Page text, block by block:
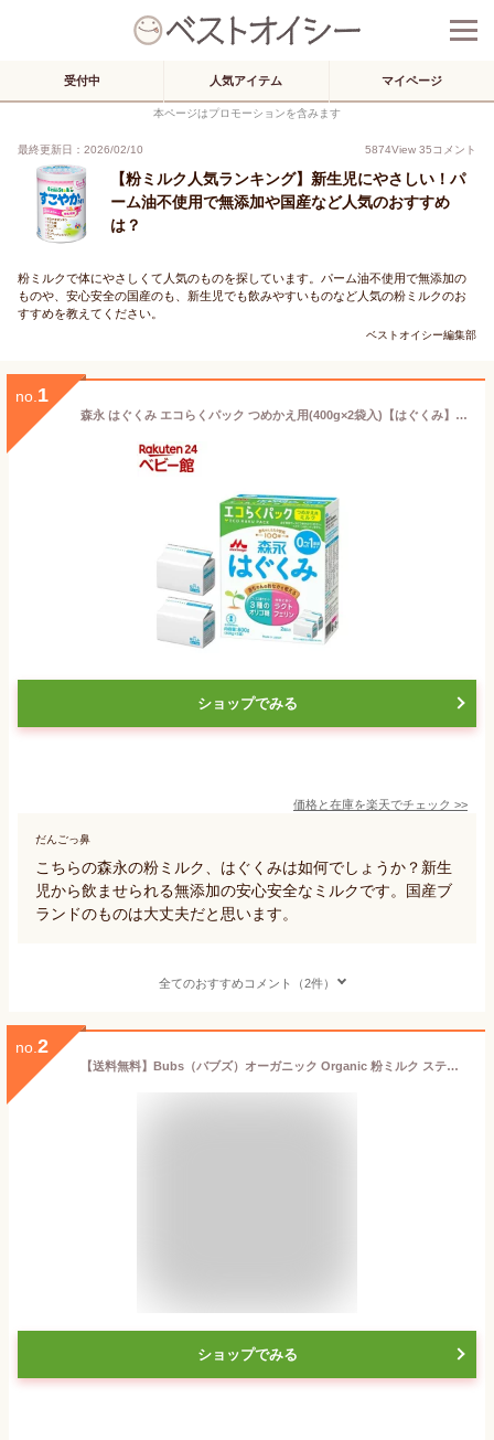
受付中 人気アイテム マイページ
本ページはプロモーションを含みます
最終更新日：2026/02/10 5874View 35コメント
【粉ミルク人気ランキング】新生児にやさしい！パ
ーム油不使用で無添加や国産など人気のおすすめ
は？
粉ミルクで体にやさしくて人気のものを探しています。パーム油不使用で無添加の
ものや、安心安全の国産のも、新生児でも飲みやすいものなど人気の粉ミルクのお
すすめを教えてください。
ベストオイシー編集部
no. 1
森永 はぐくみ エコらくパック つめかえ用(400g×2袋入)【はぐくみ】[はぐくみ 粉ミルク 新生児 グローアップミルク]
ショップでみる
価格と在庫を楽天でチェック >>
だんごっ鼻
こちらの森永の粉ミルク、はぐくみは如何でしょうか？新生
児から飲ませられる無添加の安心安全なミルクです。国産ブ
ランドのものは大丈夫だと思います。
全てのおすすめコメント（2件）
no. 2
【送料無料】Bubs（バブズ）オーガニック Organic 粉ミルク ステップ1（0〜6カ月）大缶 800g 1缶 単品【海外通販】
ショップでみる